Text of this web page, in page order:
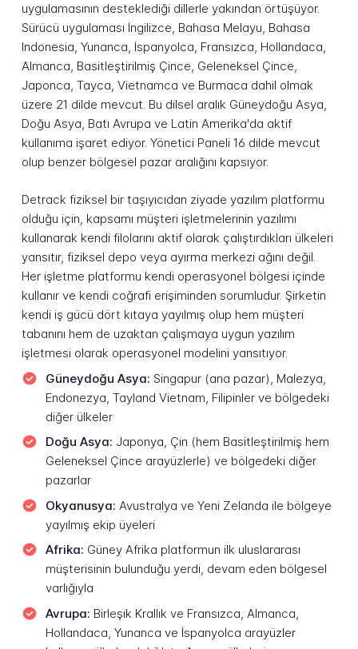
uygulamasının desteklediği dillerle yakından örtüşüyor.
Sürücü uygulaması İngilizce, Bahasa Melayu, Bahasa
Indonesia, Yunanca, İspanyolca, Fransızca, Hollandaca,
Almanca, Basitleştirilmiş Çince, Geleneksel Çince,
Japonca, Tayca, Vietnamca ve Burmaca dahil olmak
üzere 21 dilde mevcut. Bu dilsel aralık Güneydoğu Asya,
Doğu Asya, Batı Avrupa ve Latin Amerika'da aktif
kullanıma işaret ediyor. Yönetici Paneli 16 dilde mevcut
olup benzer bölgesel pazar aralığını kapsıyor.
Detrack fiziksel bir taşıyıcıdan ziyade yazılım platformu
olduğu için, kapsamı müşteri işletmelerinin yazılımı
kullanarak kendi filolarını aktif olarak çalıştırdıkları ülkeleri
yansıtır, fiziksel depo veya ayırma merkezi ağını değil.
Her işletme platformu kendi operasyonel bölgesi içinde
kullanır ve kendi coğrafi erişiminden sorumludur. Şirketin
kendi iş gücü dört kıtaya yayılmış olup hem müşteri
tabanını hem de uzaktan çalışmaya uygun yazılım
işletmesi olarak operasyonel modelini yansıtıyor.
Güneydoğu Asya: Singapur (ana pazar), Malezya,
Endonezya, Tayland Vietnam, Filipinler ve bölgedeki
diğer ülkeler
Doğu Asya: Japonya, Çin (hem Basitleştirilmiş hem
Geleneksel Çince arayüzlerle) ve bölgedeki diğer
pazarlar
Okyanusya: Avustralya ve Yeni Zelanda ile bölgeye
yayılmış ekip üyeleri
Afrika: Güney Afrika platformun ilk uluslararası
müşterisinin bulunduğu yerdi, devam eden bölgesel
varlığıyla
Avrupa: Birleşik Krallık ve Fransızca, Almanca,
Hollandaca, Yunanca ve İspanyolca arayüzler